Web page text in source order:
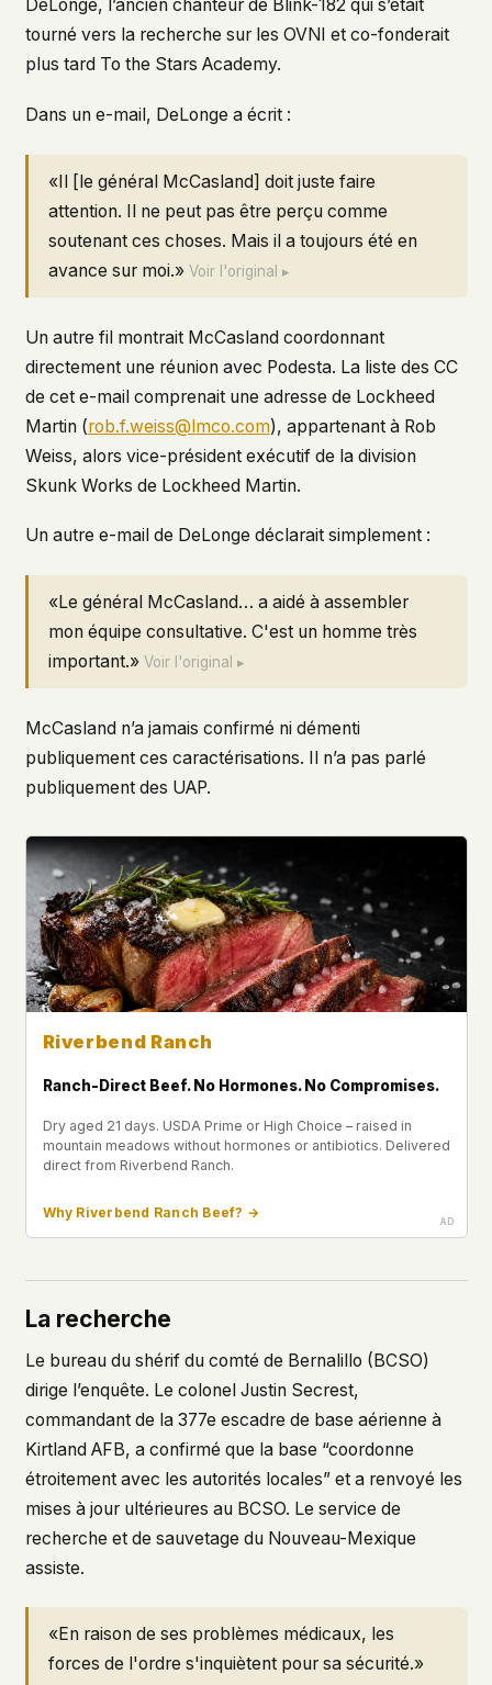
DeLonge, l’ancien chanteur de Blink-182 qui s’était
tourné vers la recherche sur les OVNI et co-fonderait
plus tard To the Stars Academy.
Dans un e-mail, DeLonge a écrit :
«Il [le général McCasland] doit juste faire
attention. Il ne peut pas être perçu comme
soutenant ces choses. Mais il a toujours été en
avance sur moi.»Voir l'original ▸
Un autre fil montrait McCasland coordonnant
directement une réunion avec Podesta. La liste des CC
de cet e-mail comprenait une adresse de Lockheed
Martin (rob.f.weiss@lmco.com), appartenant à Rob
Weiss, alors vice-président exécutif de la division
Skunk Works de Lockheed Martin.
Un autre e-mail de DeLonge déclarait simplement :
«Le général McCasland… a aidé à assembler
mon équipe consultative. C'est un homme très
important.»Voir l'original ▸
McCasland n’a jamais confirmé ni démenti
publiquement ces caractérisations. Il n’a pas parlé
publiquement des UAP.
Riverbend Ranch
Ranch-Direct Beef. No Hormones. No Compromises.
Dry aged 21 days. USDA Prime or High Choice – raised in
mountain meadows without hormones or antibiotics. Delivered
direct from Riverbend Ranch.
Why Riverbend Ranch Beef? →
La recherche
Le bureau du shérif du comté de Bernalillo (BCSO)
dirige l’enquête. Le colonel Justin Secrest,
commandant de la 377e escadre de base aérienne à
Kirtland AFB, a confirmé que la base “coordonne
étroitement avec les autorités locales” et a renvoyé les
mises à jour ultérieures au BCSO. Le service de
recherche et de sauvetage du Nouveau-Mexique
assiste.
«En raison de ses problèmes médicaux, les
forces de l'ordre s'inquiètent pour sa sécurité.»